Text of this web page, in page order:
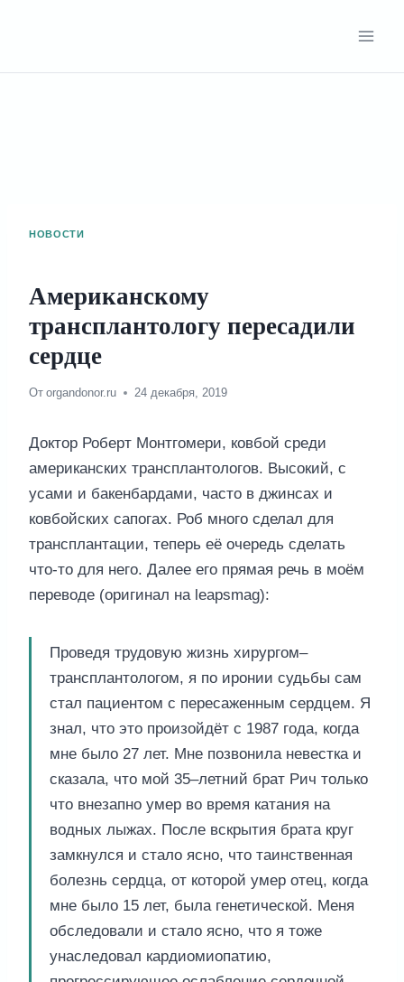
НОВОСТИ
Американскому
трансплантологу пересадили
сердце
От organdonor.ru 24 декабря, 2019
Доктор Роберт Монтгомери, ковбой среди
американских трансплантологов. Высокий, с
усами и бакенбардами, часто в джинсах и
ковбойских сапогах. Роб много сделал для
трансплантации, теперь её очередь сделать
что-то для него. Далее его прямая речь в моём
переводе (оригинал на leapsmag):
Проведя трудовую жизнь хирургом–
трансплантологом, я по иронии судьбы сам
стал пациентом с пересаженным сердцем. Я
знал, что это произойдёт с 1987 года, когда
мне было 27 лет. Мне позвонила невестка и
сказала, что мой 35–летний брат Рич только
что внезапно умер во время катания на
водных лыжах. После вскрытия брата круг
замкнулся и стало ясно, что таинственная
болезнь сердца, от которой умер отец, когда
мне было 15 лет, была генетической. Меня
обследовали и стало ясно, что я тоже
унаследовал кардиомиопатию,